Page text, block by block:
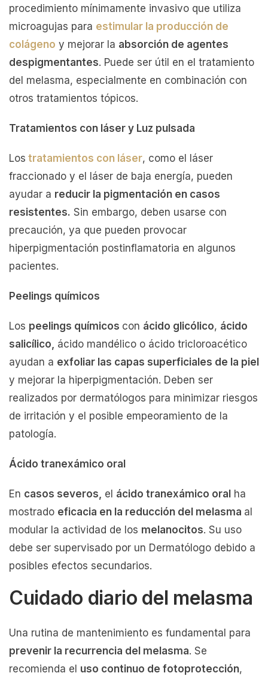
procedimiento mínimamente invasivo que utiliza
microagujas para estimular la producción de
colágeno y mejorar la absorción de agentes
despigmentantes. Puede ser útil en el tratamiento
del melasma, especialmente en combinación con
otros tratamientos tópicos.
Tratamientos con láser y Luz pulsada
Los tratamientos con láser, como el láser
fraccionado y el láser de baja energía, pueden
ayudar a reducir la pigmentación en casos
resistentes. Sin embargo, deben usarse con
precaución, ya que pueden provocar
hiperpigmentación postinflamatoria en algunos
pacientes.
Peelings químicos
Los peelings químicos con ácido glicólico, ácido
salicílico, ácido mandélico o ácido tricloroacético
ayudan a exfoliar las capas superficiales de la piel
y mejorar la hiperpigmentación. Deben ser
realizados por dermatólogos para minimizar riesgos
de irritación y el posible empeoramiento de la
patología.
Ácido tranexámico oral
En casos severos, el ácido tranexámico oral ha
mostrado eficacia en la reducción del melasma al
modular la actividad de los melanocitos. Su uso
debe ser supervisado por un Dermatólogo debido a
posibles efectos secundarios.
Cuidado diario del melasma
Una rutina de mantenimiento es fundamental para
prevenir la recurrencia del melasma. Se
recomienda el uso continuo de fotoprotección,